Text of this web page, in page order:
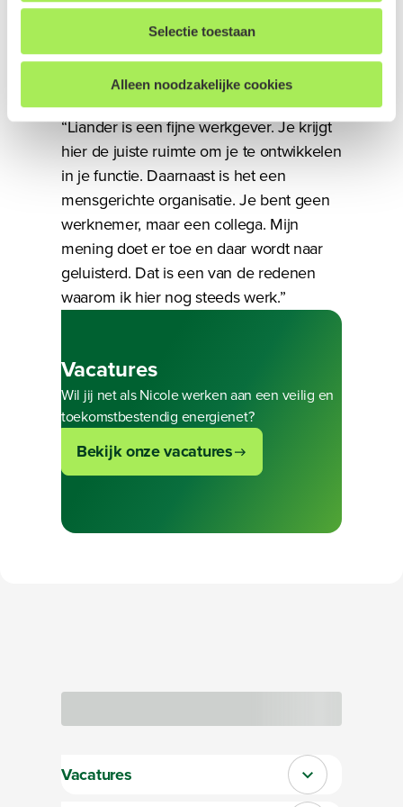
hebt u de mogelijkheid om uw gegeven toestemming te
allen tijde in te trekken. Dit kunt u doen door onderin op
We werken samen met17 derdendie uw gegevens
kunnen ontvangen en verwerken.
Selectie toestaan
Alleen noodzakelijke cookies
meer impact maken?”
Bekijk de video
Bezig met laden
Geen werknemer, maar
een collega
“Liander is een fijne werkgever. Je krijgt
hier de juiste ruimte om je te ontwikkelen
in je functie. Daarnaast is het een
mensgerichte organisatie. Je bent geen
werknemer, maar een collega. Mijn
mening doet er toe en daar wordt naar
geluisterd. Dat is een van de redenen
waarom ik hier nog steeds werk.”
Vacatures
Wil jij net als Nicole werken aan een veilig en
toekomstbestendig energienet?
Bekijk onze vacatures
Vacatures Sluit section-0